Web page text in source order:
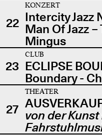
22
KONZERT
Intercity Jazz
Man Of Jazz
Mingus
23
CLUB
ECLIPSE
Boundary -
27
THEATER
von der